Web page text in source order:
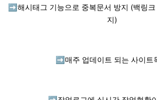
➡️ 해시태그 기능으로 중복문서 방지 (백링
지)
➡️ 매주 업데이트 되는 사이트